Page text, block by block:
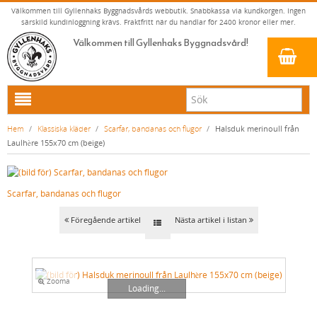
Välkommen till Gyllenhaks Byggnadsvårds webbutik. Snabbkassa via kundkorgen. Ingen
särskild kundinloggning krävs. Fraktfritt när du handlar för 2400 kronor eller mer.
Välkommen till Gyllenhaks Byggnadsvård!
HEM
NYA PRODUKTER
LINOLJEFÄRG & SLAMFÄRG MED MERA
LINOLJEFÄRGER
VITA KULÖRER
GULA KULÖRER
RÖDA KULÖRER
MATTA LINOLJEFÄRGER
KONSTNÄRSFÄRGER
VITT
LACK, LASYRER, FERNISSOR & OLJOR
KLASSISKA KLÄDER
RESISTANT WORK WEAR
VÄSTAR
BYXOR
Hem / Klassiska kläder / Scarfar, bandanas och flugor / Halsduk merinoull från
Laulhère 155x70 cm (beige)
Scarfar, bandanas och flugor
Föregående artikel Nästa artikel i listan
Loading...
Zooma